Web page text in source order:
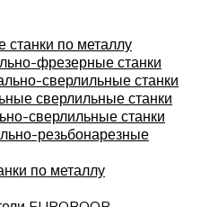
станки по металлу
фрезерные станки
сверлильные станки
сверлильные станки
сверлильные станки
резьбонарезные
по металлу